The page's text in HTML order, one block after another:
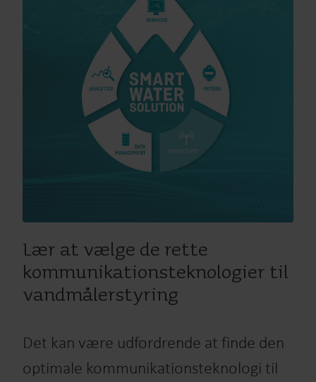
Lær at vælge de rette
kommunikationsteknologier til
vandmålerstyring
Det kan være udfordrende at finde den
optimale kommunikationsteknologi til